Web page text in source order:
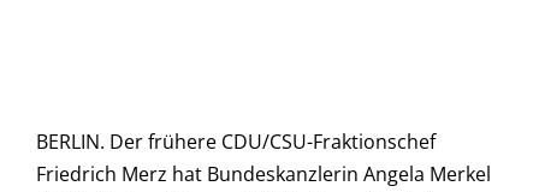
BERLIN. Der frühere CDU/CSU-Fraktionschef
Friedrich Merz hat Bundeskanzlerin Angela Merkel